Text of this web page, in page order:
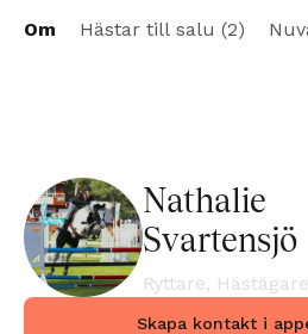
Om Hästar till salu (2)
Nathalie
Svartensjö
Ryttare,
Skapa kontakt i